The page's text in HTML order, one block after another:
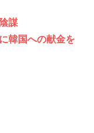
謀
韓国への献金を